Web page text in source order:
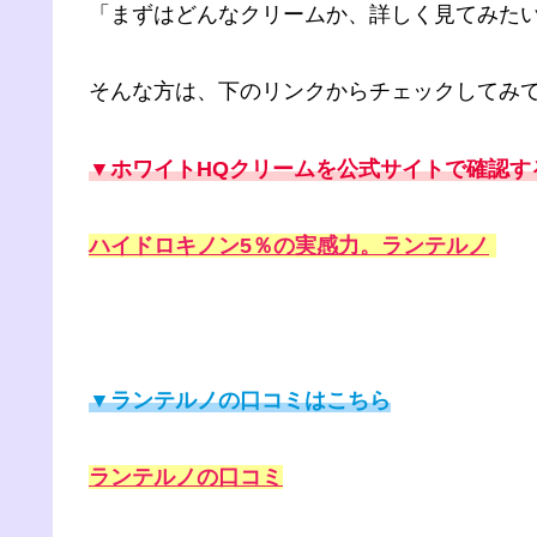
「まずはどんなクリームか、詳しく見てみたい
そんな方は、下のリンクからチェックしてみ
▼ホワイトHQクリームを公式サイトで確認す
ハイドロキノン5％の実感力。ランテルノ
▼ランテルノの口コミはこちら
ランテルノの口コミ